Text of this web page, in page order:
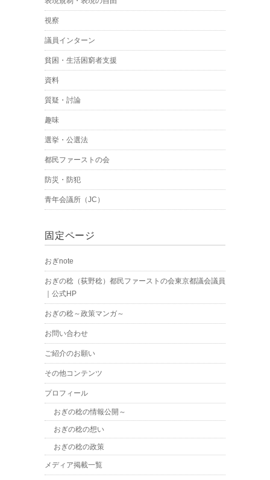
視察
議員インターン
貧困・生活困窮者支援
資料
質疑・討論
趣味
選挙・公選法
都民ファーストの会
防災・防犯
青年会議所（JC）
固定ページ
おぎnote
おぎの稔（荻野稔）都民ファーストの会東京都議会議員
｜公式HP
おぎの稔～政策マンガ～
お問い合わせ
ご紹介のお願い
その他コンテンツ
プロフィール
おぎの稔の情報公開～
おぎの稔の想い
おぎの稔の政策
メディア掲載一覧